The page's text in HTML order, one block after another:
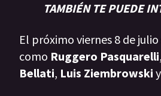
TAMBIÉN TE PUEDE
El próximo viernes 8 de
como Ruggero Pasquarelli,
Bellati, Luis Ziembrowski y